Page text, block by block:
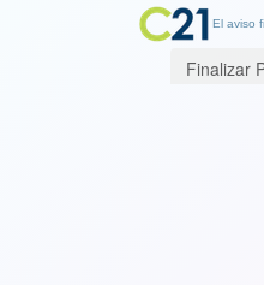
El aviso
Finalizar